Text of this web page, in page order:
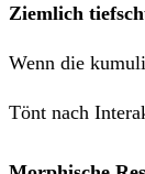
Ziemlich
Wenn die
Tönt nach